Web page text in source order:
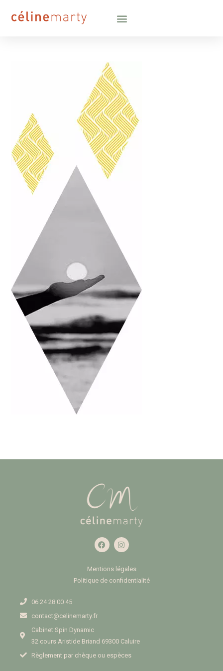
Mentions légales
Politique de confidentialité
06 24 28 00 45
contact@celinemarty.fr
Cabinet Spin Dynamic
32 cours Aristide Briand 69300 Caluire
Règlement par chèque ou espèces